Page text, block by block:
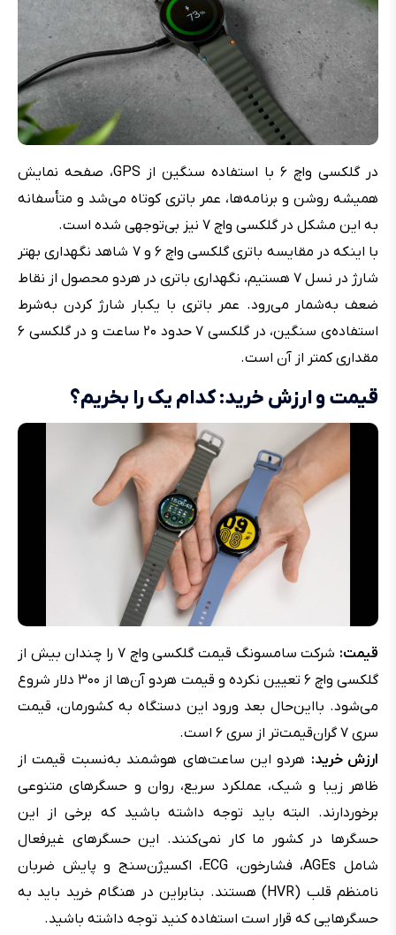
در گلکسی واچ ۶ با استفاده سنگین از GPS، صفحه نمایش
همیشه روشن و برنامه‌ها، عمر باتری کوتاه می‌شد و متأسفانه
به این مشکل در گلکسی واچ ۷ نیز بی‌توجهی شده است.
با اینکه در مقایسه باتری گلکسی واچ ۶ و ۷ شاهد نگهداری بهتر
شارژ در نسل ۷ هستیم، نگهداری باتری در هردو محصول از نقاط
ضعف به‌‌شمار می‌رود. عمر باتری با یکبار شارژ کردن به‌شرط
استفاده‌ی سنگین، در گلکسی ۷ حدود ۲۰ ساعت و در گلکسی ۶
مقداری کمتر از آن است.
قیمت و ارزش خرید: کدام یک را بخریم؟
قیمت:‌
شرکت سامسونگ قیمت گلکسی واچ ۷ را چندان بیش از
گلکسی واچ ۶ تعیین نکرده و قیمت هردو آن‌ها از ۳۰۰ دلار شروع
می‌شود. بااین‌حال بعد ورود این دستگاه به کشورمان، قیمت
سری ۷ گران‌قیمت‌تر از سری ۶ است.
ارزش خرید:‌ هردو این ساعت‌‌های هوشمند به‌نسبت قیمت از
ظاهر زیبا و شیک، عملکرد سریع، روان و حسگرهای متنوعی
برخوردارند. البته باید توجه داشته باشید که برخی از این
حسگرها در کشور ما کار نمی‌کنند. این حسگرهای غیرفعال
شامل AGEs، فشارخون، ‌ECG، اکسیژن‌سنج و پایش ضربان
نامنظم قلب (HVR) هستند. بنابراین در هنگام خرید باید به
حسگرهایی که قرار است استفاده کنید توجه داشته باشید.